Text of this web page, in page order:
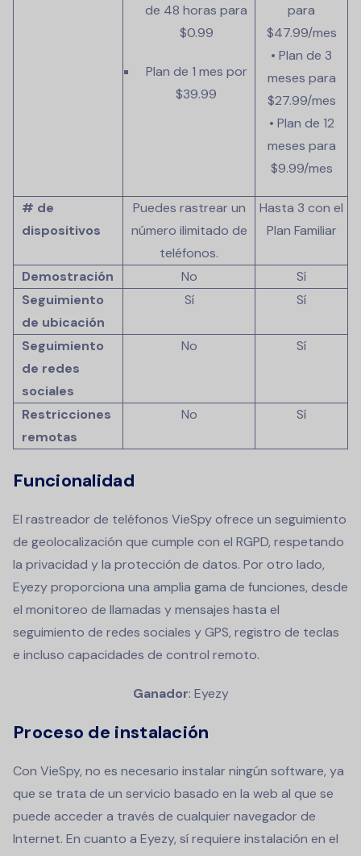
de 48 horas para
$0.99
Plan de 1 mes por
$39.99
para
$47.99/mes
• Plan de 3
meses para
$27.99/mes
• Plan de 12
meses para
$9.99/mes
# de
dispositivos
Puedes rastrear un
número ilimitado de
teléfonos.
Hasta 3 con el
Plan Familiar
Demostración No
Sí
Seguimiento
de ubicación
Sí Sí
Seguimiento
de redes
sociales
No Sí
Restricciones
remotas
No Sí
Funcionalidad
El rastreador de teléfonos VieSpy ofrece un seguimiento
de geolocalización que cumple con el RGPD, respetando
la privacidad y la protección de datos. Por otro lado,
Eyezy proporciona una amplia gama de funciones, desde
el monitoreo de llamadas y mensajes hasta el
seguimiento de redes sociales y GPS, registro de teclas
e incluso capacidades de control remoto.
Ganador: Eyezy
Proceso de instalación
Con VieSpy, no es necesario instalar ningún software, ya
que se trata de un servicio basado en la web al que se
puede acceder a través de cualquier navegador de
Internet. En cuanto a Eyezy, sí requiere instalación en el